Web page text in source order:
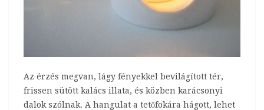
Az érzés megvan, lágy fényekkel bevilágított tér,
frissen sütött kalács illata, és közben karácsonyi
dalok szólnak. A hangulat a tetőfokára hágott, lehet